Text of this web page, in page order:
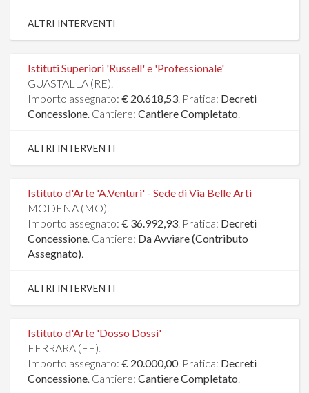
ALTRI INTERVENTI
Istituti Superiori 'Russell' e 'Professionale'
GUASTALLA (RE).
Importo assegnato: € 20.618,53. Pratica: Decreti
Concessione. Cantiere: Cantiere Completato.
ALTRI INTERVENTI
Istituto d'Arte 'A.Venturi' - Sede di Via Belle Arti
MODENA (MO).
Importo assegnato: € 36.992,93. Pratica: Decreti
Concessione. Cantiere: Da Avviare (Contributo
Assegnato).
ALTRI INTERVENTI
Istituto d'Arte 'Dosso Dossi'
FERRARA (FE).
Importo assegnato: € 20.000,00. Pratica: Decreti
Concessione. Cantiere: Cantiere Completato.